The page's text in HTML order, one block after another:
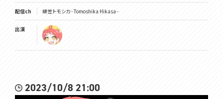
配信ch 緋笠トモシカ - Tomoshika Hikasa -
出演
2023/10/8 21:00